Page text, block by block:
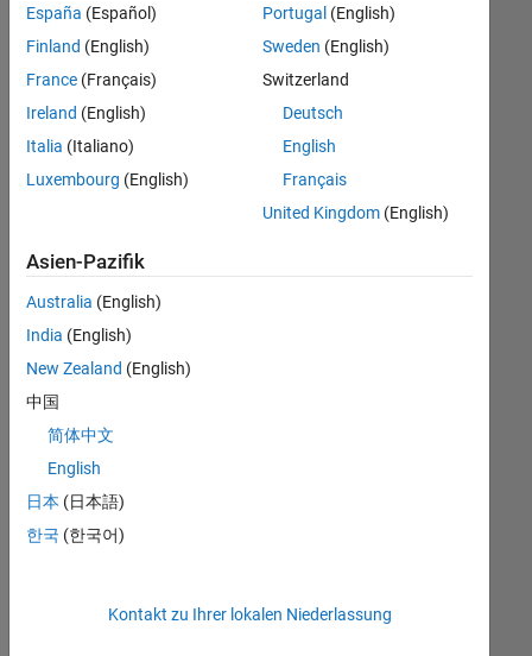
die
Suchkriterien
weiter
fassen
oder
alle
Stellenangebote
anzeigen .
noch
keine
offenen
Stellen
können,
die
Ihren
entsprechen,
werden
unseres
España (Español)
Finland (English)
France (Français)
Ireland (English)
Italia (Italiano)
Luxembourg (English)
Portugal (English)
Sweden (English)
Switzerland
Deutsch
English
Français
United Kingdom(English)
Asien-Pazifik
Australia (English)
India (English)
New Zealand (English)
中国
简体中文
English
日本 (日本語)
한국 (한국어)
Kontakt zu Ihrer lokalen Niederlassung